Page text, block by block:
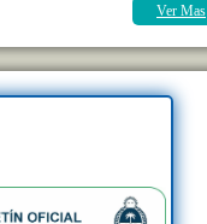
Ver Mas